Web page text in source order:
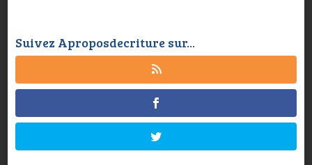
Suivez Aproposdecriture sur...